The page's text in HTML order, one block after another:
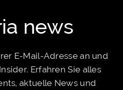
news
E-Mail-Adresse an und
Erfahren Sie alles
aktuelle News und